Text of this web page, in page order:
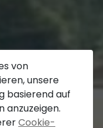
von
unsere
basierend auf
anzuzeigen.
Cookie-